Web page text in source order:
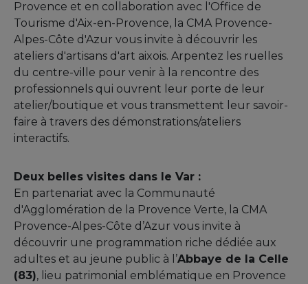
Provence et en collaboration avec l'Office de
Tourisme d'Aix-en-Provence, la CMA Provence-
Alpes-Côte d'Azur vous invite à découvrir les
ateliers d'artisans d'art aixois. Arpentez les ruelles
du centre-ville pour venir à la rencontre des
professionnels qui ouvrent leur porte de leur
atelier/boutique et vous transmettent leur savoir-
faire à travers des démonstrations/ateliers
interactifs.
Deux belles visites dans le Var :
En partenariat avec la Communauté
d'Agglomération de la Provence Verte, la CMA
Provence-Alpes-Côte d’Azur vous invite à
découvrir une programmation riche dédiée aux
adultes et au jeune public à l’Abbaye de la Celle
(83), lieu patrimonial emblématique en Provence